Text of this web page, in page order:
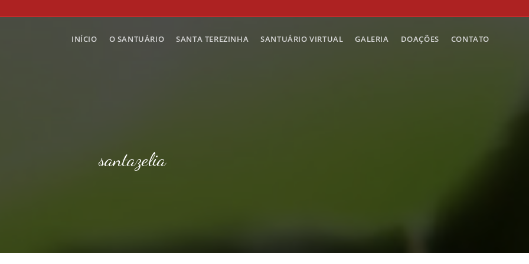
INÍCIO O SANTUÁRIO SANTA TEREZINHA SANTUÁRIO VIRTUAL GALERIA DOAÇÕES CONTATO
santazelia